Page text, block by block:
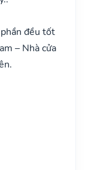
đều tốt
– Nhà cửa